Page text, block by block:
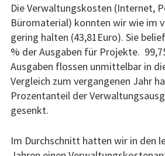
Die Verwaltungskosten (Internet,
Büromaterial) konnten wir wie im
gering halten (43,81Euro). Sie
% der Ausgaben für Projekte.
Ausgaben flossen unmittelbar in
Vergleich zum vergangenen Jahr
Prozentanteil der
gesenkt.
Im Durchschnitt hatten wir in den